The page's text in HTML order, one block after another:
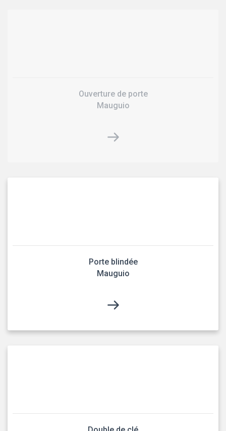
Ouverture de porte
Mauguio
Porte blindée
Mauguio